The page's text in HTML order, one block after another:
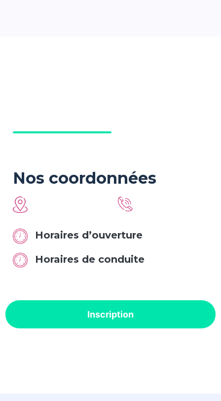
Nos coordonnées
Horaires d’ouverture
Horaires de conduite
Inscription